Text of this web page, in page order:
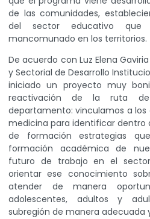
de las comunidades,
del sector educativo que
mancomunado en los territorios.
De acuerdo con Luz Elena
y Sectorial de Desarrollo
iniciado un proyecto muy
reactivación de la ruta
departamento: vinculamos a
medicina para identificar dentro
de formación estrategias
formación académica de
futuro de trabajo en el
orientar ese conocimiento
atender de manera
adolescentes, adultos y
subregión de manera adecuada